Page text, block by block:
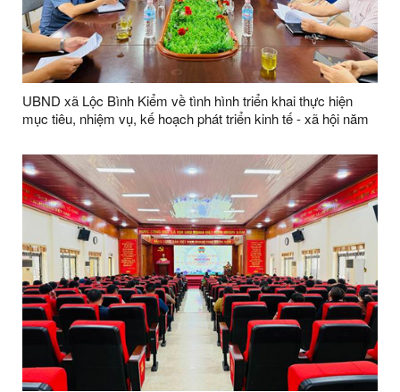
UBND xã Lộc Bình Kiểm về tình hình triển khai thực hiện
mục tiêu, nhiệm vụ, kế hoạch phát triển kinh tế - xã hội năm